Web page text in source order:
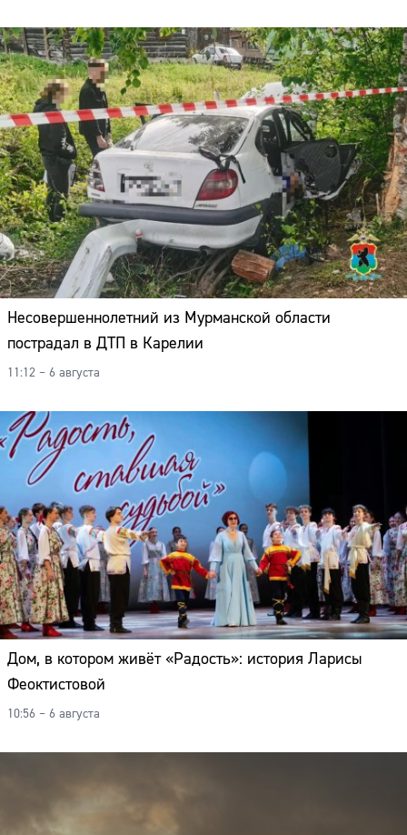
Несовершеннолетний из Мурманской области
пострадал в ДТП в Карелии
11:12 – 6 августа
Дом, в котором живёт «Радость»: история Ларисы
Феоктистовой
10:56 – 6 августа